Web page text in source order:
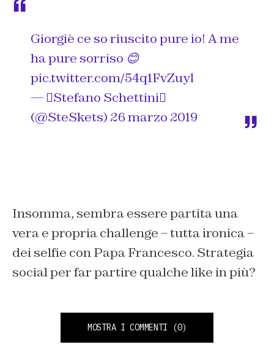
Giorgiè ce so riuscito pure io! A me
ha pure sorriso 😊
pic.twitter.com/54q1FvZuyl
— Stefano Schettini
(@SteSkets) 26 marzo 2019
Insomma, sembra essere partita una
vera e propria challenge – tutta ironica –
dei selfie con Papa Francesco. Strategia
social per far partire qualche like in più?
MOSTRA I COMMENTI (0)